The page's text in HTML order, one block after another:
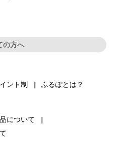
の方へ
ント制 ふるぽとは？
について